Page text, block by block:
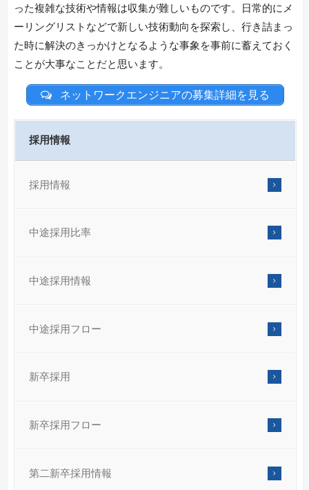
った複雑な技術や情報は収集が難しいものです。日常的にメ
ーリングリストなどで新しい技術動向を探索し、行き詰まっ
た時に解決のきっかけとなるような事象を事前に蓄えておく
ことが大事なことだと思います。
ネットワークエンジニアの募集詳細を見る
採用情報
採用情報
中途採用比率
中途採用情報
中途採用フロー
新卒採用
新卒採用フロー
第二新卒採用情報